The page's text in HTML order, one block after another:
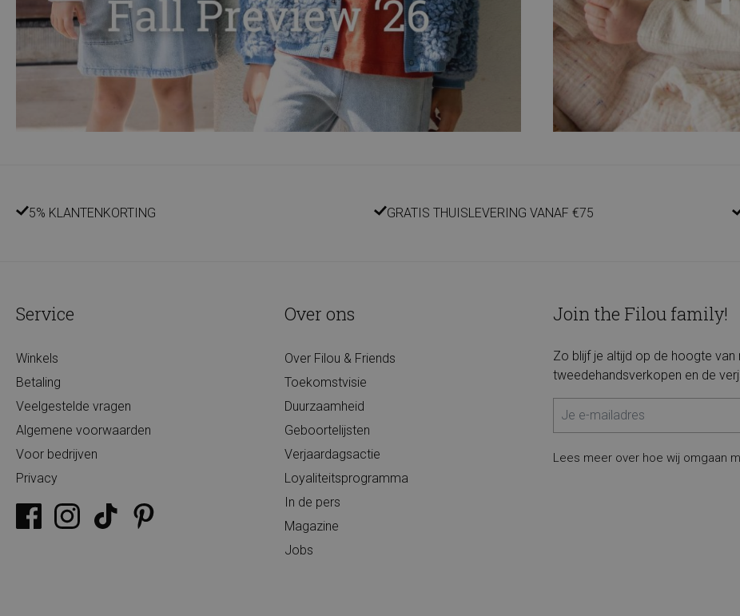
5% KLANTENKORTING GRATIS THUISLEVERING VANAF €75
Service
Winkels
Betaling
Veelgestelde vragen
Algemene voorwaarden
Voor bedrijven
Privacy
Over ons
Over Filou & Friends
Toekomstvisie
Duurzaamheid
Geboortelijsten
Verjaardagsactie
Loyaliteitsprogramma
In de pers
Magazine
Jobs
Join the Filou family!
Zo blijf je altijd op de hoogte
tweedehandsverkopen en de
Lees meer over hoe wij omgaan